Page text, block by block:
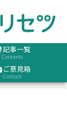
記事一覧
Contents
ご意見箱
Contact